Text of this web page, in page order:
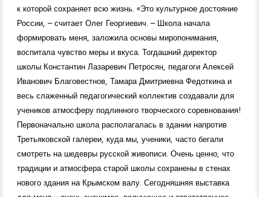
к которой сохраняет всю жизнь. «Это культурное достояние
России, – считает Олег Георгиевич. – Школа начала
формировать меня, заложила основы миропонимания,
воспитала чувство меры и вкуса. Тогдашний директор
школы Константин Лазаревич Петросян, педагоги Алексей
Иванович Благовестнов, Тамара Дмитриевна Федоткина и
весь слаженный педагогический коллектив создавали для
учеников атмосферу подлинного творческого соревнования!
Первоначально школа располагалась в здании напротив
Третьяковской галереи, куда мы, ученики, часто бегали
смотреть на шедевры русской живописи. Очень ценно, что
традиции и атмосфера старой школы сохранены в стенах
нового здания на Крымском валу. Сегодняшняя выставка